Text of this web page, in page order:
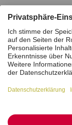
Impressum
Interne Meldestelle